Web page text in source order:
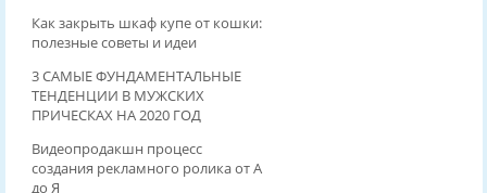
Как закрыть шкаф купе от кошки:
полезные советы и идеи
3 САМЫЕ ФУНДАМЕНТАЛЬНЫЕ
ТЕНДЕНЦИИ В МУЖСКИХ
ПРИЧЕСКАХ НА 2020 ГОД
Видеопродакшн процесс
создания рекламного ролика от А
до Я